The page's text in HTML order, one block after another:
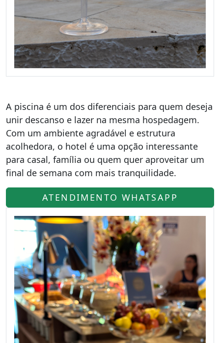
A piscina é um dos diferenciais para quem deseja
unir descanso e lazer na mesma hospedagem.
Com um ambiente agradável e estrutura
acolhedora, o hotel é uma opção interessante
para casal, família ou quem quer aproveitar um
final de semana com mais tranquilidade.
ATENDIMENTO WHATSAPP